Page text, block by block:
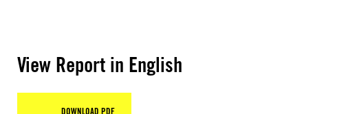
View Report in English
DOWNLOAD PDF